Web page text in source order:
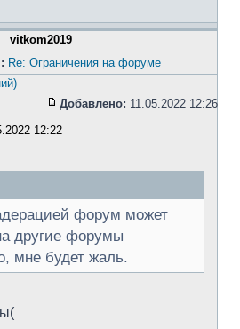
vitkom2019
Re: Ограничения на форуме
Добавлено: 11.05.2022 12:26
12:22
форум может
другие форумы
мне будет жаль.